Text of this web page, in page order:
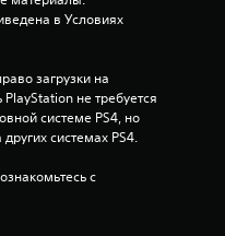
7
7
в Условиях
загрузки на
PlayStation не требуется
системе PS4, но
системах PS4.
с